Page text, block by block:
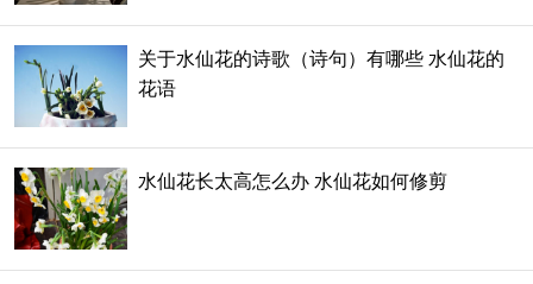
关于水仙花的诗歌（诗句）有哪些 水仙花的
花语
水仙花长太高怎么办 水仙花如何修剪